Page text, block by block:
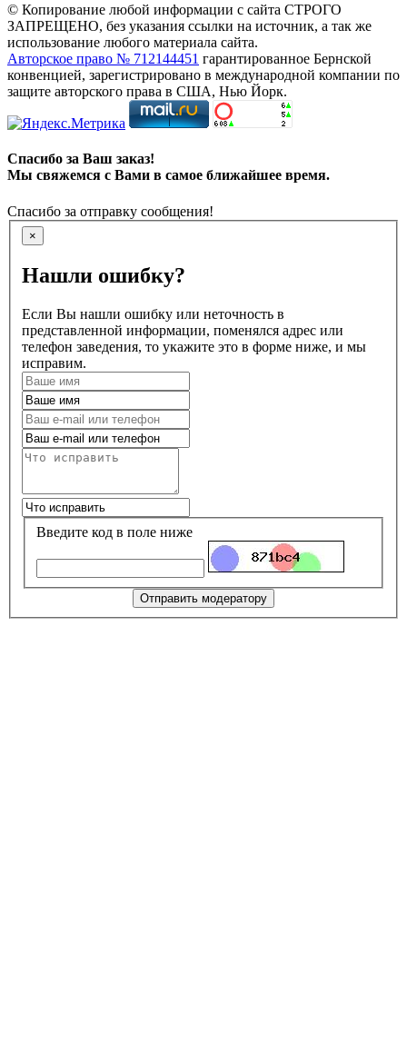
© Копирование любой информации с сайта СТРОГО
ЗАПРЕЩЕНО, без указания ссылки на источник, а так же
использование любого материала сайта.
Авторское право № 712144451 гарантированное Бернской
конвенцией, зарегистрировано в международной компании по
защите авторского права в США, Нью Йорк.
Спасибо за Ваш заказ!
Мы свяжемся с Вами в самое ближайшее время.
Спасибо за отправку сообщения!
×
Нашли ошибку?
Если Вы нашли ошибку или неточность в
представленной информации, поменялся адрес или
телефон заведения, то укажите это в форме ниже, и мы
исправим.
Введите код в поле ниже
Отправить модератору